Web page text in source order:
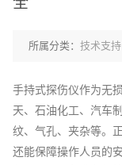
所属分类： 技术支持
手持式探伤仪作为无
天、石油化工、汽车
纹、气孔、夹杂等。
还能保障操作人员的